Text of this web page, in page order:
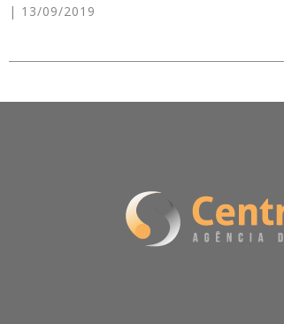
13/09/2019